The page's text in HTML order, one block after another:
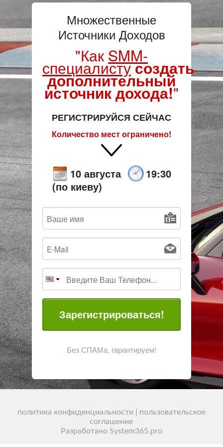
Множественные
Источники Доходов
"Как SMM-
специалистусоздать
дополнительный
источник дохода!"
РЕГИСТРИРУЙСЯ СЕЙЧАС
Количество мест ограничено!
10 августа
19:30
(по киеву)
Зарегистрироваться!
Без СПАМа, гарантируем!
политика конфиденциальности
пользовательское
соглашение
Разработано System365.pro